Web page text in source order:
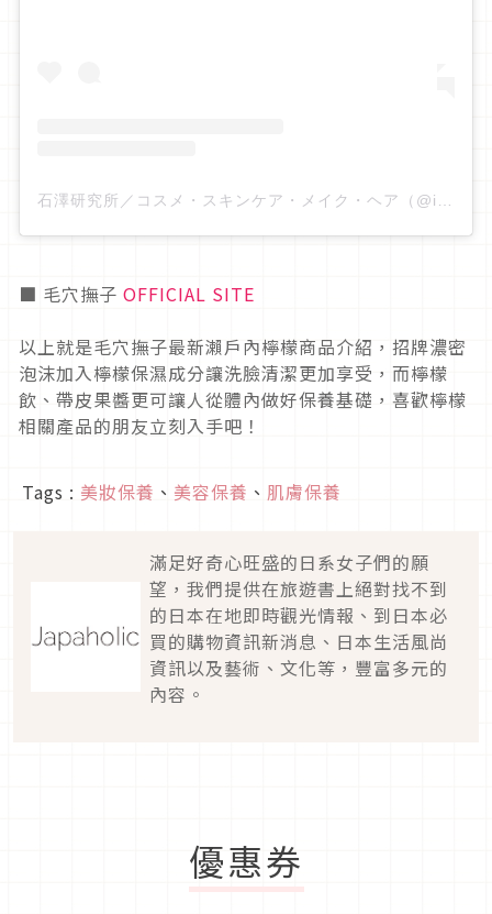
■ 毛穴撫子 OFFICIAL SITE
以上就是毛穴撫子最新瀨戶內檸檬商品介紹，招牌濃密
泡沫加入檸檬保濕成分讓洗臉清潔更加享受，而檸檬
飲、帶皮果醬更可讓人從體內做好保養基礎，喜歡檸檬
相關產品的朋友立刻入手吧！
Tags : 美妝保養 、 美容保養 、 肌膚保養
滿足好奇心旺盛的日系女子們的願
望，我們提供在旅遊書上絕對找不到
的日本在地即時觀光情報、到日本必
買的購物資訊新消息、日本生活風尚
資訊以及藝術、文化等，豐富多元的
內容。
優惠券